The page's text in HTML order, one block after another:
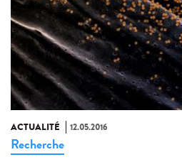
ACTUALITÉ 12.05.2016
Recherche